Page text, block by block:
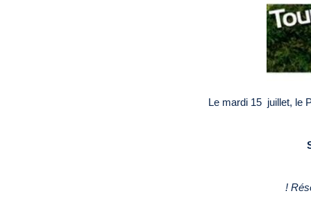
Le mardi 15 juillet, le
!